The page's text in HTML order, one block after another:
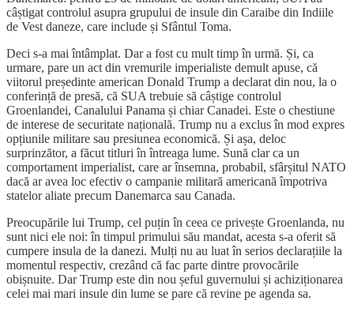
câștigat controlul asupra grupului de insule din Caraibe din Indiile
de Vest daneze, care include și Sfântul Toma.
Deci s-a mai întâmplat. Dar a fost cu mult timp în urmă. Și, ca
urmare, pare un act din vremurile imperialiste demult apuse, că
viitorul președinte american Donald Trump a declarat din nou, la o
conferință de presă, că SUA trebuie să câștige controlul
Groenlandei, Canalului Panama și chiar Canadei. Este o chestiune
de interese de securitate națională. Trump nu a exclus în mod expres
opțiunile militare sau presiunea economică. Și așa, deloc
surprinzător, a făcut titluri în întreaga lume. Sună clar ca un
comportament imperialist, care ar însemna, probabil, sfârșitul NATO
dacă ar avea loc efectiv o campanie militară americană împotriva
statelor aliate precum Danemarca sau Canada.
Preocupările lui Trump, cel puțin în ceea ce privește Groenlanda, nu
sunt nici ele noi: în timpul primului său mandat, acesta s-a oferit să
cumpere insula de la danezi. Mulți nu au luat în serios declarațiile la
momentul respectiv, crezând că fac parte dintre provocările
obișnuite. Dar Trump este din nou șeful guvernului și achiziționarea
celei mai mari insule din lume se pare că revine pe agenda sa.